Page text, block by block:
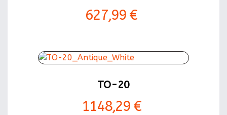
627,99 €
TO-20
1148,29 €